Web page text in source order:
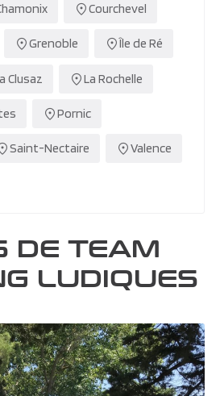
Courchevel
Grenoble Île de Ré
Clusaz La Rochelle
Pornic
Saint-Nectaire Valence
DE TEAM
LUDIQUES